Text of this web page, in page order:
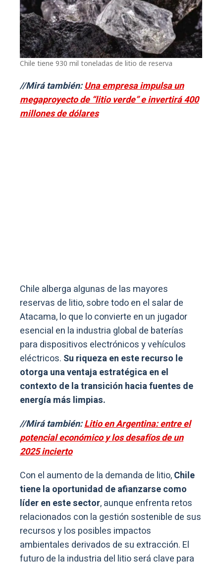
Chile tiene 930 mil toneladas de litio de reserva
//Mirá también:Una empresa impulsa un
megaproyecto de “litio verde” e invertirá 400
millones de dólares
Chile alberga algunas de las mayores
reservas de litio, sobre todo en el salar de
Atacama, lo que lo convierte en un jugador
esencial en la industria global de baterías
para dispositivos electrónicos y vehículos
eléctricos. Su riqueza en este recurso le
otorga una ventaja estratégica en el
contexto de la transición hacia fuentes de
energía más limpias.
//Mirá también:Litio en Argentina: entre el
potencial económico y los desafíos de un
2025 incierto
Con el aumento de la demanda de litio,Chile
tiene la oportunidad de afianzarse como
líder en este sector, aunque enfrenta retos
relacionados con la gestión sostenible de sus
recursos y los posibles impactos
ambientales derivados de su extracción. El
futuro de la industria del litio será clave para